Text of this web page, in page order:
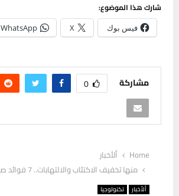
شارك هذا الموضوع:
فيس بوك X
WhatsApp
مشاركة 0
Home
ألأخبار
منها تخفيف الاكتئاب والالتهابات.. 7 فوائد صحية لليانسون
ألأخبار تكنولوجيا